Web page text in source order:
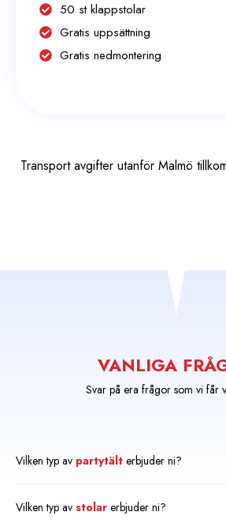
50 st klappstolar
Gratis uppsättning
Gratis nedmontering
Transport avgifter utanför Malmö
VANLIGA
Svar på era frågor som vi får
Vilken typ av partytält erbjuder ni?
Vilken typ av stolar erbjuder ni?